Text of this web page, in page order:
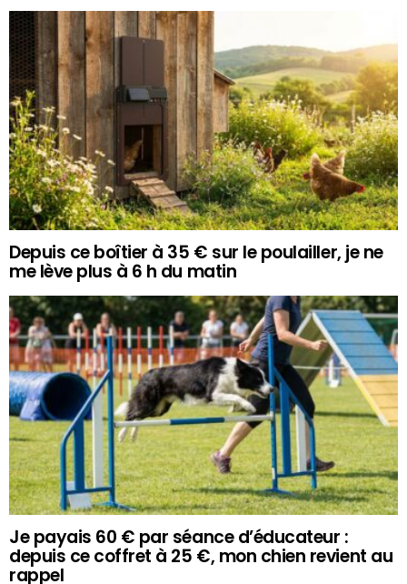
Depuis ce boîtier à 35 € sur le poulailler, je ne
me lève plus à 6 h du matin
Je payais 60 € par séance d’éducateur :
depuis ce coffret à 25 €, mon chien revient au
rappel